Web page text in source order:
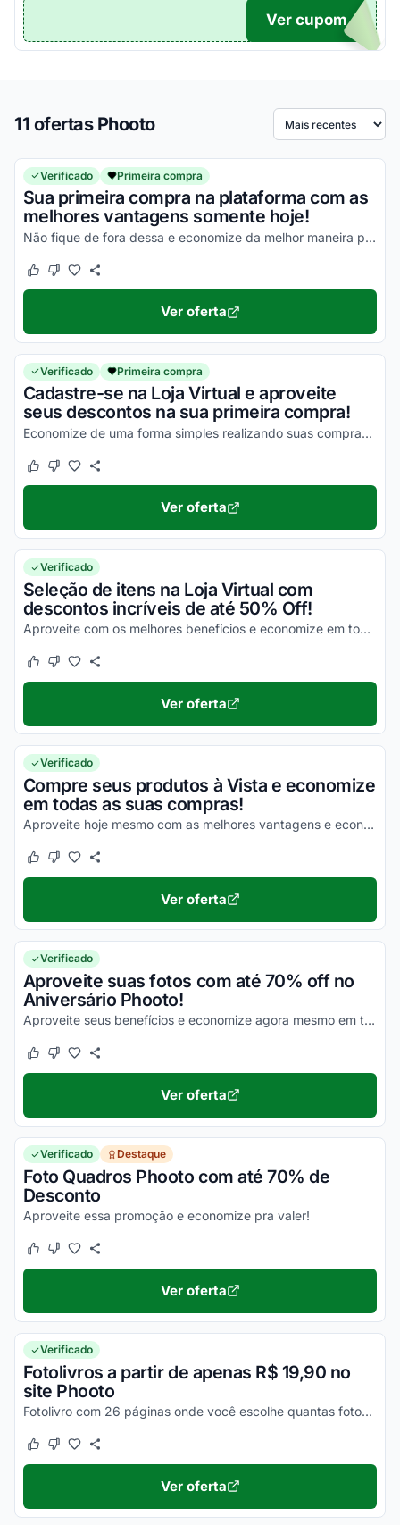
0W
Ver cupom
11 ofertas Phooto Ordenar por
Verificado Primeira compra
Sua primeira compra na plataforma com as
melhores vantagens somente hoje!
Não fique de fora dessa e economize da melhor maneira possível!
Este cupom funcionou
Este cupom não funcionou
Ver oferta
Verificado Primeira compra
Cadastre-se na Loja Virtual e aproveite
seus descontos na sua primeira compra!
Economize de uma forma simples realizando suas compras com o Agora Cupom!
Este cupom funcionou
Este cupom não funcionou
Ver oferta
Verificado
Seleção de itens na Loja Virtual com
descontos incríveis de até 50% Off!
Aproveite com os melhores benefícios e economize em todas as suas compras!
Este cupom funcionou
Este cupom não funcionou
Ver oferta
Verificado
Compre seus produtos à Vista e economize
em todas as suas compras!
Aproveite hoje mesmo com as melhores vantagens e economize de diversas maneiras em todas as suas compras!
Este cupom funcionou
Este cupom não funcionou
Ver oferta
Verificado
Aproveite suas fotos com até 70% off no
Aniversário Phooto!
Aproveite seus benefícios e economize agora mesmo em todas as suas compras!
Este cupom funcionou
Este cupom não funcionou
Ver oferta
Verificado Destaque
Foto Quadros Phooto com até 70% de
Desconto
Aproveite essa promoção e economize pra valer!
Este cupom funcionou
Este cupom não funcionou
Ver oferta
Verificado
Fotolivros a partir de apenas R$ 19,90 no
site Phooto
Fotolivro com 26 páginas onde você escolhe quantas fotos quiser.
Este cupom funcionou
Este cupom não funcionou
Ver oferta